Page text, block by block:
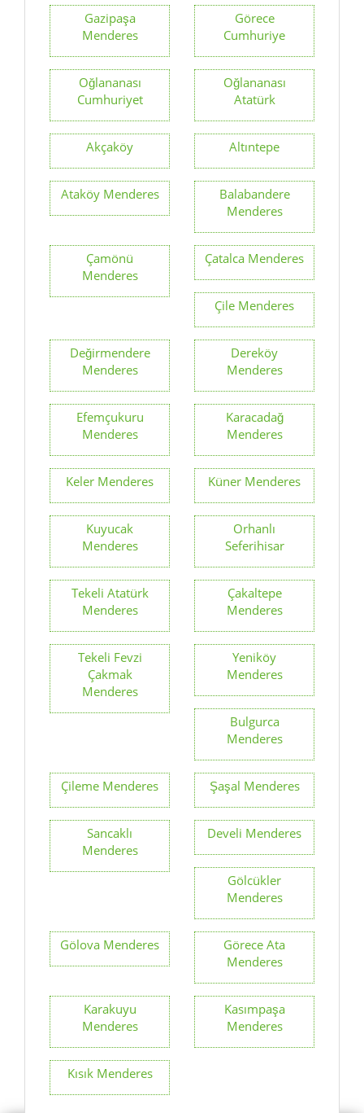
Gazipaşa
Menderes
Görece
Cumhuriye
Oğlananası
Cumhuriyet
Oğlananası
Atatürk
Akçaköy Altıntepe
Ataköy Menderes
Balabandere
Menderes
Çamönü
Menderes
Çatalca Menderes
Çile Menderes
Değirmendere
Menderes
Dereköy
Menderes
Efemçukuru
Menderes
Karacadağ
Menderes
Keler Menderes Küner Menderes
Kuyucak
Menderes
Orhanlı
Seferihisar
Tekeli Atatürk
Menderes
Çakaltepe
Menderes
Tekeli Fevzi
Çakmak
Menderes
Yeniköy
Menderes
Bulgurca
Menderes
Çileme Menderes Şaşal Menderes
Sancaklı
Menderes
Develi Menderes
Gölcükler
Menderes
Gölova Menderes
Görece Ata
Menderes
Karakuyu
Menderes
Kasımpaşa
Menderes
Kısık Menderes